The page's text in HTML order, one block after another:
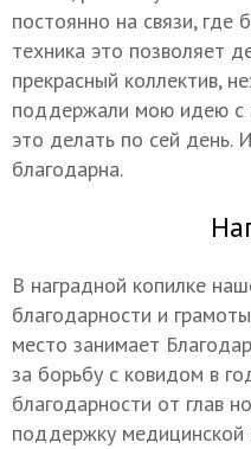
постоянно на связи, где
техника это позволяет
прекрасный коллектив,
поддержали мою идею с
это делать по сей день.
благодарна.
В наградной копилке
благодарности и
место занимает
за борьбу с ковидом в
благодарности от глав
поддержку медицинской